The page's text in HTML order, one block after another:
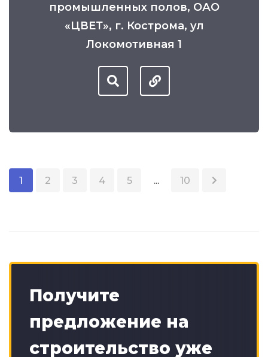
промышленных полов, ОАО
«ЦВЕТ», г. Кострома, ул
Локомотивная 1
1 2 3 4 5 ... 10
Получите
предложение на
строительство уже